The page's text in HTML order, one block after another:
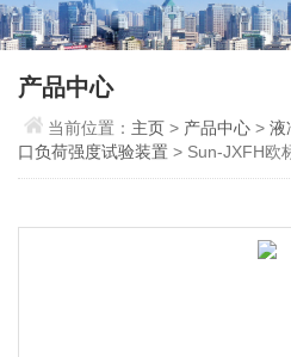
产品中心
当前位置： 主页> 产品中心 >液
口负荷强度试验装置 > Sun-JXFH欧